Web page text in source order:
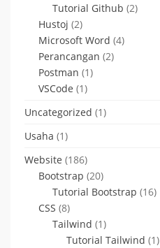
Tutorial Github (2)
Hustoj (2)
Microsoft Word (4)
Perancangan (2)
Postman (1)
VSCode (1)
Uncategorized (1)
Usaha (1)
Website (186)
Bootstrap (20)
Tutorial Bootstrap (16)
CSS (8)
Tailwind (1)
Tutorial Tailwind (1)